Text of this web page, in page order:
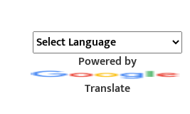
Powered by
Translate